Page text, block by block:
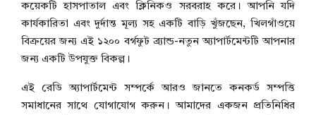
কয়েকটি হাসপাতাল এবং ক্লিনিকও সরবরাহ করে। আপনি যদি
কার্যকারিতা এবং দুর্দান্ত মূল্য সহ একটি বাড়ি খুঁজছেন, খিলগাঁওয়ে
বিক্রয়ের জন্য এই ১২০০ বর্গফুট ব্র্যান্ড-নতুন অ্যাপার্টমেন্টটি আপনার
জন্য একটি উপযুক্ত বিকল্প।
এই রেডি অ্যাপার্টমেন্ট সম্পর্কে আরও জানতে কনকর্ড সম্পত্তি
সমাধানের সাথে যোগাযোগ করুন। আমাদের একজন প্রতিনিধির